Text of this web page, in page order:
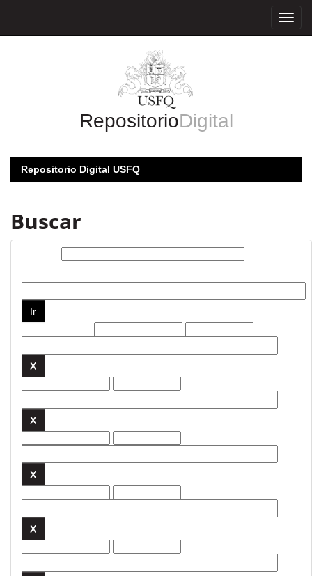
RepositorioDigital
Repositorio Digital USFQ
Buscar